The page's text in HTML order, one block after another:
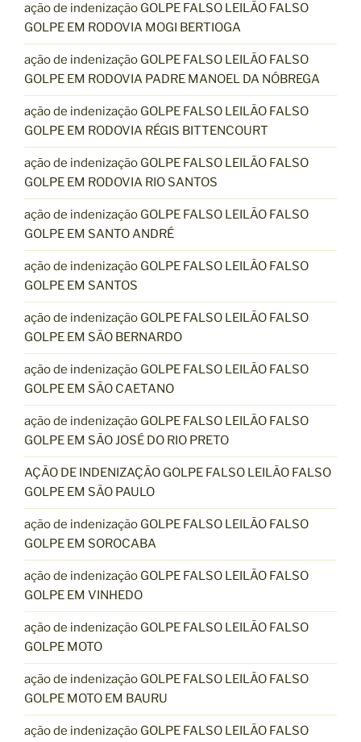
ação de indenização GOLPE FALSO LEILÃO FALSO
GOLPE EM RODOVIA MOGI BERTIOGA
ação de indenização GOLPE FALSO LEILÃO FALSO
GOLPE EM RODOVIA PADRE MANOEL DA NÓBREGA
ação de indenização GOLPE FALSO LEILÃO FALSO
GOLPE EM RODOVIA RÉGIS BITTENCOURT
ação de indenização GOLPE FALSO LEILÃO FALSO
GOLPE EM RODOVIA RIO SANTOS
ação de indenização GOLPE FALSO LEILÃO FALSO
GOLPE EM SANTO ANDRÉ
ação de indenização GOLPE FALSO LEILÃO FALSO
GOLPE EM SANTOS
ação de indenização GOLPE FALSO LEILÃO FALSO
GOLPE EM SÃO BERNARDO
ação de indenização GOLPE FALSO LEILÃO FALSO
GOLPE EM SÃO CAETANO
ação de indenização GOLPE FALSO LEILÃO FALSO
GOLPE EM SÃO JOSÉ DO RIO PRETO
AÇÃO DE INDENIZAÇÃO GOLPE FALSO LEILÃO FALSO
GOLPE EM SÃO PAULO
ação de indenização GOLPE FALSO LEILÃO FALSO
GOLPE EM SOROCABA
ação de indenização GOLPE FALSO LEILÃO FALSO
GOLPE EM VINHEDO
ação de indenização GOLPE FALSO LEILÃO FALSO
GOLPE MOTO
ação de indenização GOLPE FALSO LEILÃO FALSO
GOLPE MOTO EM BAURU
ação de indenização GOLPE FALSO LEILÃO FALSO